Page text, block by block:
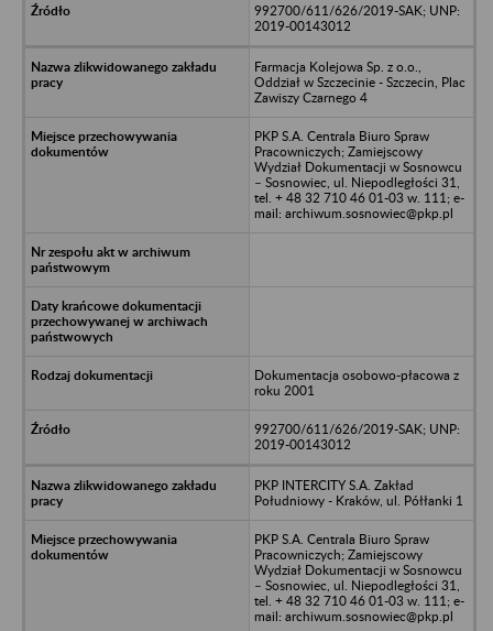
992700/611/626/2019-SAK; UNP:
2019-00143012
Farmacja Kolejowa Sp. z o.o.,
Oddział w Szczecinie - Szczecin, Plac
Zawiszy Czarnego 4
PKP S.A. Centrala Biuro Spraw
Pracowniczych; Zamiejscowy
Wydział Dokumentacji w Sosnowcu
– Sosnowiec, ul. Niepodległości 31,
tel. + 48 32 710 46 01-03 w. 111; e-
mail: archiwum.sosnowiec@pkp.pl
Dokumentacja osobowo-płacowa z
roku 2001
992700/611/626/2019-SAK; UNP:
2019-00143012
PKP INTERCITY S.A. Zakład
Południowy - Kraków, ul. Półłanki 1
PKP S.A. Centrala Biuro Spraw
Pracowniczych; Zamiejscowy
Wydział Dokumentacji w Sosnowcu
– Sosnowiec, ul. Niepodległości 31,
tel. + 48 32 710 46 01-03 w. 111; e-
mail: archiwum.sosnowiec@pkp.pl